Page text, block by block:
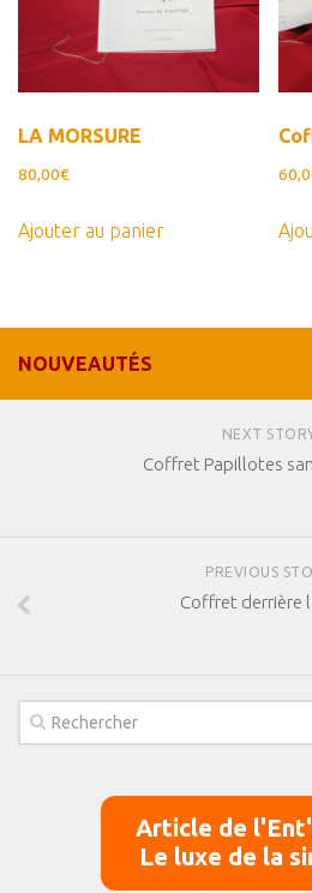
LA MORSURE
80,00€
Ajouter au panier
NOUVEAUTÉS
NEXT
Coffret Papillotes
PREVIOUS
Coffret derrière
Article de
Le luxe de la